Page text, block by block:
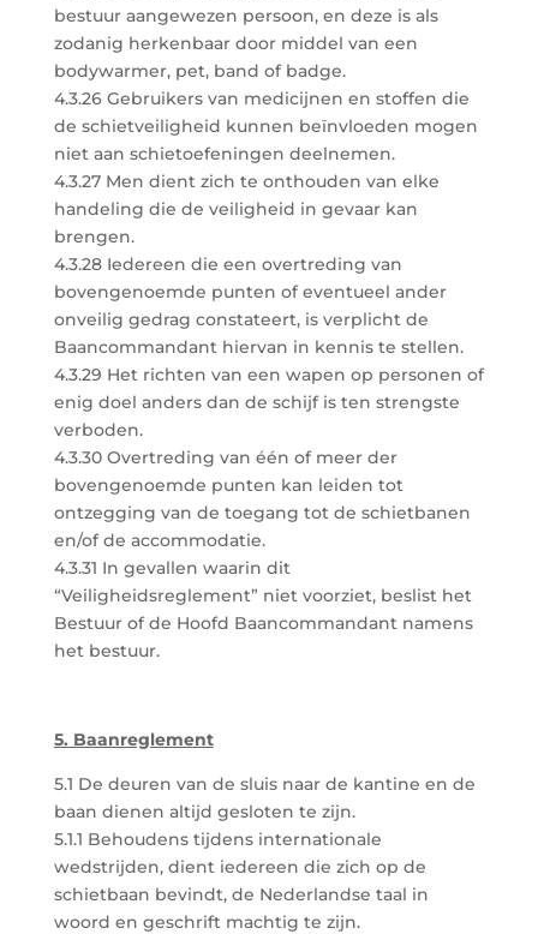
bestuur aangewezen persoon, en deze is als
zodanig herkenbaar door middel van een
bodywarmer, pet, band of badge.
4.3.26 Gebruikers van medicijnen en stoffen die
de schietveiligheid kunnen beïnvloeden mogen
niet aan schietoefeningen deelnemen.
4.3.27 Men dient zich te onthouden van elke
handeling die de veiligheid in gevaar kan
brengen.
4.3.28 Iedereen die een overtreding van
bovengenoemde punten of eventueel ander
onveilig gedrag constateert, is verplicht de
Baancommandant hiervan in kennis te stellen.
4.3.29 Het richten van een wapen op personen of
enig doel anders dan de schijf is ten strengste
verboden.
4.3.30 Overtreding van één of meer der
bovengenoemde punten kan leiden tot
ontzegging van de toegang tot de schietbanen
en/of de accommodatie.
4.3.31 In gevallen waarin dit
“Veiligheidsreglement” niet voorziet, beslist het
Bestuur of de Hoofd Baancommandant namens
het bestuur.
5. Baanreglement
5.1 De deuren van de sluis naar de kantine en de
baan dienen altijd gesloten te zijn.
5.1.1 Behoudens tijdens internationale
wedstrijden, dient iedereen die zich op de
schietbaan bevindt, de Nederlandse taal in
woord en geschrift machtig te zijn.